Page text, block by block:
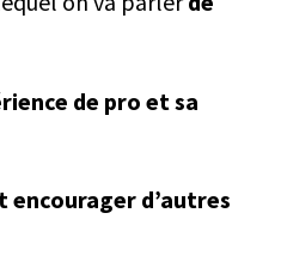
de pro et sa
encourager d’autres